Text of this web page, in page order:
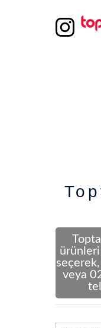
ürünleri
veya